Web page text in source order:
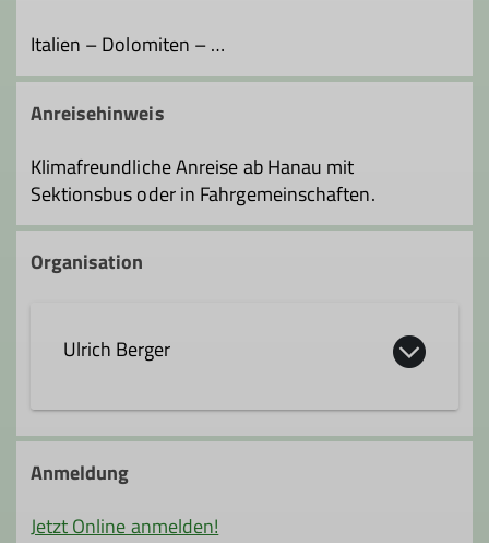
Italien – Dolomiten – …
Anreisehinweis
Klimafreundliche Anreise ab Hanau mit
Sektionsbus oder in Fahrgemeinschaften.
Organisation
Ulrich Berger
ulrich.berger@dav-hanau.de
Ämter
Anmeldung
Jetzt Online anmelden!